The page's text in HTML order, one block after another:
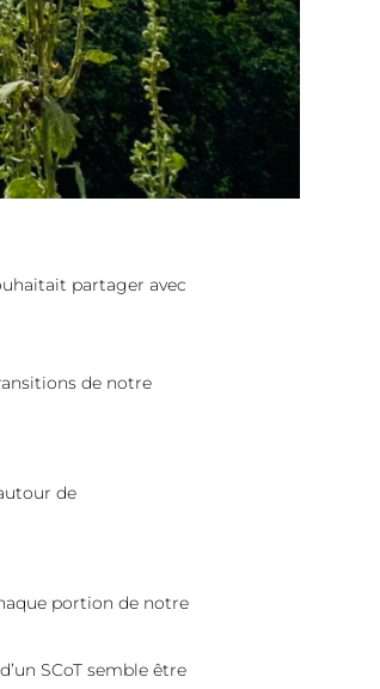
partager avec
de notre
de
portion de notre
SCoT semble être